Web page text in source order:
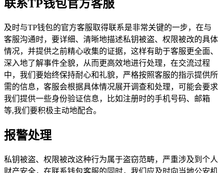
联系TP钱包官方客服
及时与TP钱包的官方客服取得联系是非常关键的一步，在与
客服沟通时，要详细、清晰地描述私钥被盗、权限被改的具体
情况，并提供之前精心收集的证据，这样有助于客服更全面、
深入地了解事件全貌，从而更高效地进行处理，在交流过程
中，我们要始终保持耐心和礼貌，严格按照客服的指示提供所
需的信息，客服会根据具体情况展开调查和处理，可能会要求
我们提供一些身份验证信息，比如注册时的手机号码、邮箱
等,我们要积极主动地配合。
报警处理
私钥被盗、权限被改这种行为属于盗窃范畴，严重涉及到个人